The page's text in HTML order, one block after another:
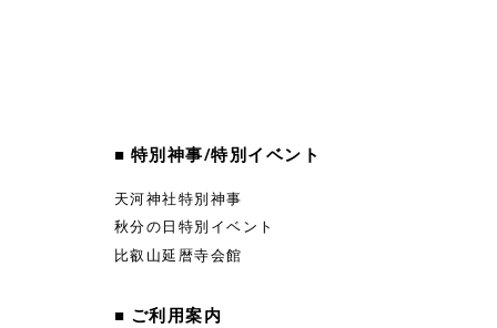
■ 特別神事/特別イベント
天河神社特別神事
秋分の日特別イベント
比叡山延暦寺会館
■ ご利用案内